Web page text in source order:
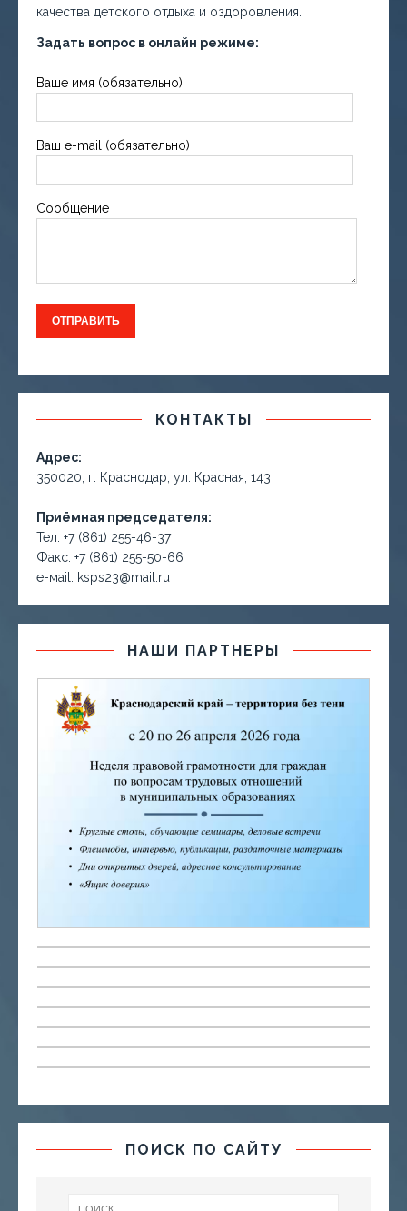
качества детского отдыха и оздоровления.
Задать вопрос в онлайн режиме:
Ваше имя (обязательно)
Ваш e-mail (обязательно)
Сообщение
КОНТАКТЫ
Адрес:
350020, г. Краснодар, ул. Красная, 143
Приёмная председателя:
Тел. +7 (861) 255-46-37
Факс. +7 (861) 255-50-66
е-маil: ksps23@mail.ru
НАШИ ПАРТНЕРЫ
ПОИСК ПО САЙТУ